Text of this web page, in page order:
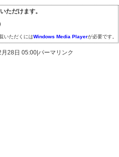
ただけます。
いただくにはWindows Media Playerが必要です。
28日 05:00 パーマリンク